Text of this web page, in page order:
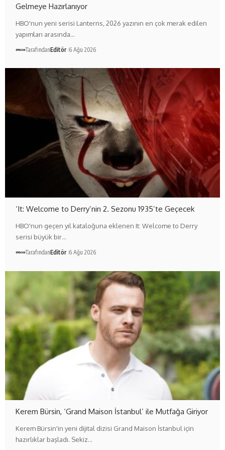
Gelmeye Hazırlanıyor
HBO'nun yeni serisi Lanterns, 2026 yazının en çok merak edilen
yapımları arasında…
TarafındanEditör 6 Ağu 2026
‘It: Welcome to Derry’nin 2. Sezonu 1935’te Geçecek
HBO'nun geçen yıl kataloğuna eklenen It: Welcome to Derry
serisi büyük bir…
TarafındanEditör 6 Ağu 2026
Kerem Bürsin, ‘Grand Maison İstanbul’ ile Mutfağa Giriyor
Kerem Bürsin'in yeni dijital dizisi Grand Maison İstanbul için
hazırlıklar başladı. Sekiz…